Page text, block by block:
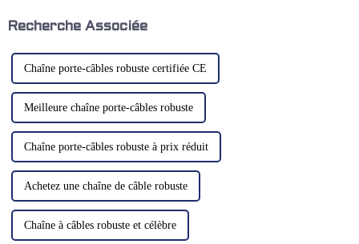
traitement mécanique…
Recherche Associée
Chaîne porte-câbles robuste certifiée CE
Meilleure chaîne porte-câbles robuste
Chaîne porte-câbles robuste à prix réduit
Achetez une chaîne de câble robuste
Chaîne à câbles robuste et célèbre